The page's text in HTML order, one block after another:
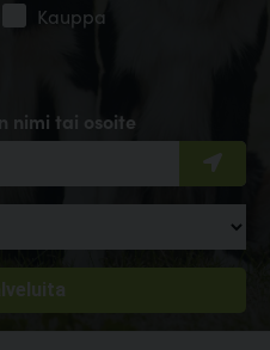
nimi tai osoite
Kauppa